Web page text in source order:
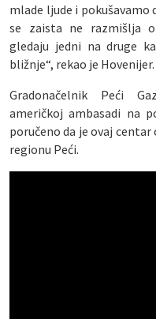
mlade ljude i pokušavamo
se zaista ne razmišlja
gledaju jedni na druge
bližnje“, rekao je Hovenijer.
Gradonačelnik Peći
američkoj ambasadi na
poručeno da je ovaj centar
regionu Peći.